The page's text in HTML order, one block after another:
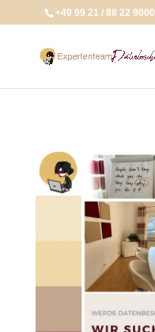
+49 99 21 / 88 22 9000